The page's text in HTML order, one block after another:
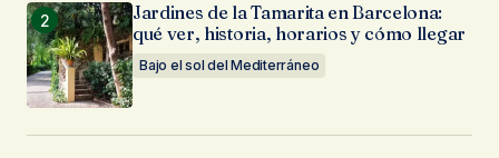
Jardines de la Tamarita en Barcelona:
qué ver, historia, horarios y cómo llegar
Bajo el sol del Mediterráneo